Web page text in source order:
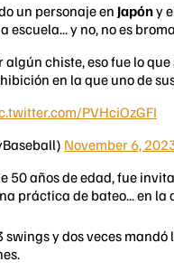
un personaje en Japóny
escuela... y no, no es
chiste, eso fue lo
en la que uno de
PVHciOzGFI
November 6,
50 años de edad, fue
práctica de bateo... en
swings y dos veces